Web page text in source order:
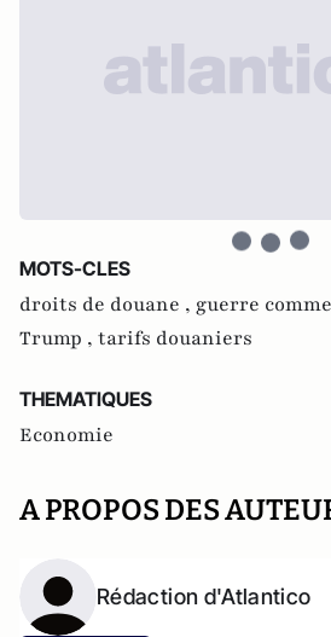
MOTS-CLES
droits de douane , guerre
Trump , tarifs douaniers
THEMATIQUES
Economie
A PROPOS DES
Rédaction d'Atlantico